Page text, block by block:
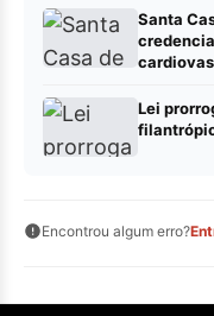
Santa
Lei
Encontrou algum erro?